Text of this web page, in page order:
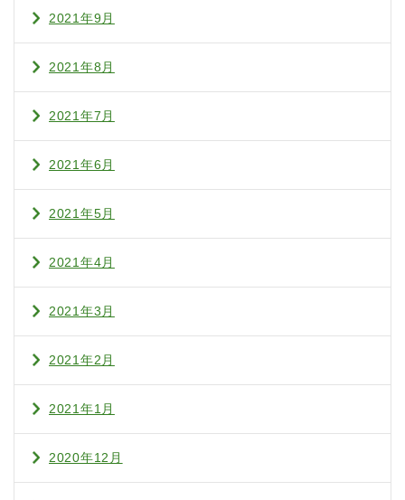
2021年9月
2021年8月
2021年7月
2021年6月
2021年5月
2021年4月
2021年3月
2021年2月
2021年1月
2020年12月